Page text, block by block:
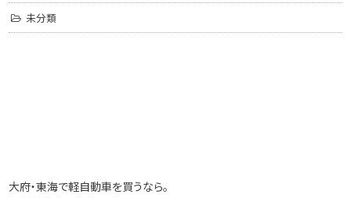
未分類
大府・東海で軽自動車を買うなら。